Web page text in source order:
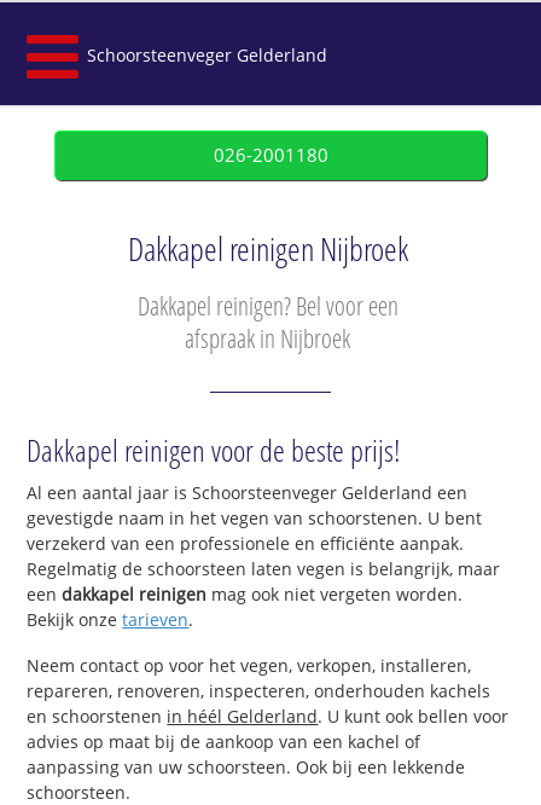
Schoorsteenveger Gelderland
026-2001180
Dakkapel reinigen Nijbroek
Dakkapel reinigen? Bel voor een
afspraak in Nijbroek
Dakkapel reinigen voor de beste prijs!
Al een aantal jaar is Schoorsteenveger Gelderland een
gevestigde naam in het vegen van schoorstenen. U bent
verzekerd van een professionele en efficiënte aanpak.
Regelmatig de schoorsteen laten vegen is belangrijk, maar
eendakkapel reinigen mag ook niet vergeten worden.
Bekijk onzetarieven.
Neem contact op voor het vegen, verkopen, installeren,
repareren, renoveren, inspecteren, onderhouden kachels
en schoorstenen in héél Gelderland. U kunt ook bellen voor
advies op maat bij de aankoop van een kachel of
aanpassing van uw schoorsteen. Ook bij een lekkende
schoorsteen.